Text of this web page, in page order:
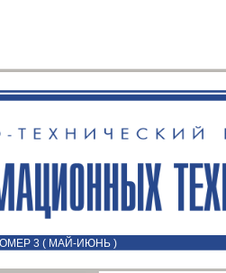
3 ( МАЙ-ИЮНЬ )